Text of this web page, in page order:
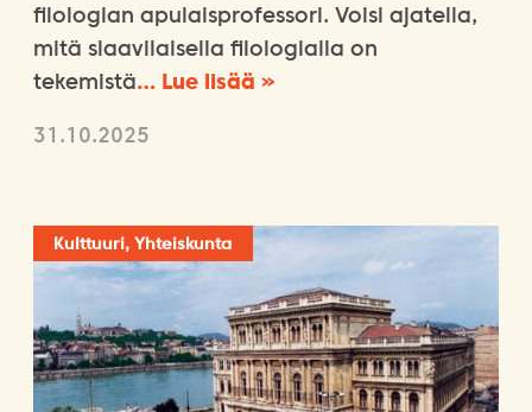
filologian apulaisprofessori. Voisi ajatella,
mitä slaavilaisella filologialla on
tekemistä… Lue lisää »
31.10.2025
Kulttuuri, Yhteiskunta